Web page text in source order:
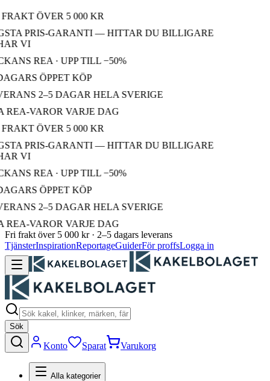
ÖVER 5 000 KR
PRIS-GARANTI — HITTAR DU BILLIGARE
VI
REA · UPP TILL −50%
ÖPPET KÖP
2–5 DAGAR HELA SVERIGE
VAROR VARJE DAG
ÖVER 5 000 KR
PRIS-GARANTI — HITTAR DU BILLIGARE
VI
REA · UPP TILL −50%
ÖPPET KÖP
2–5 DAGAR HELA SVERIGE
VAROR VARJE DAG
Fri frakt över 5 000 kr · 2–5 dagars leverans
TjänsterInspirationReportageGuiderFör proffsLogga in
Sök
Konto Sparat Varukorg
Alla kategorier